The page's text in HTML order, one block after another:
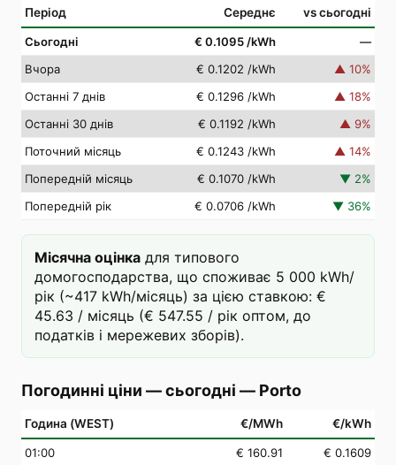
Період Середнє vs сьогодні
Сьогодні € 0.1095 /kWh
—
Вчора
€ 0.1202 /kWh ▲ 10%
Останні 7 днів
€ 0.1296 /kWh ▲ 18%
Останні 30 днів
€ 0.1192 /kWh ▲ 9%
Поточний місяць
€ 0.1243 /kWh ▲ 14%
Попередній місяць
€ 0.1070 /kWh ▼ 2%
Попередній рік
€ 0.0706 /kWh ▼ 36%
Місячна оцінка для типового
домогосподарства, що споживає 5 000 kWh/
рік (~417 kWh/місяць) за цією ставкою: €
45.63 / місяць (€ 547.55 / рік оптом, до
податків і мережевих зборів).
Погодинні ціни — сьогодні — Porto
Година (WEST) €/MWh €/kWh
01:00 € 160.91
€ 0.1609